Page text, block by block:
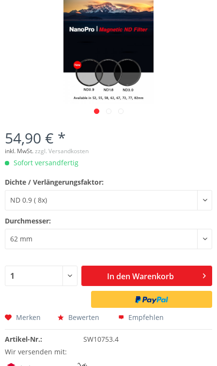
54,90 € *
inkl. MwSt.zzgl. Versandkosten
Sofort versandfertig
Dichte / Verlängerungsfaktor:
Durchmesser:
In den Warenkorb
Merken Bewerten Empfehlen
Artikel-Nr.:
SW10753.4
Wir versenden mit: